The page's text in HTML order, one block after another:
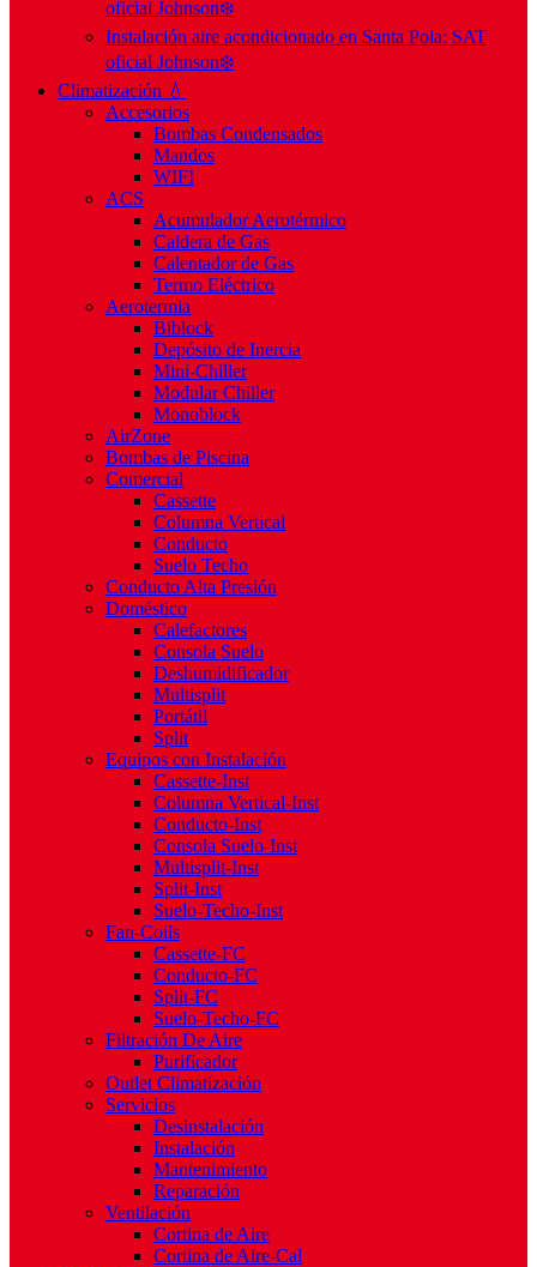
oficial Johnson❄️
Instalación aire acondicionado en Santa Pola: SAT
oficial Johnson❄️
Climatización 💧
Accesorios
Bombas Condensados
Mandos
WIFI
ACS
Acumulador Aerotérmico
Caldera de Gas
Calentador de Gas
Termo Eléctrico
Aerotermia
Biblock
Depósito de Inercia
Mini-Chiller
Modular Chiller
Monoblock
AirZone
Bombas de Piscina
Comercial
Cassette
Columna Vertical
Conducto
Suelo Techo
Conducto Alta Presión
Doméstico
Calefactores
Consola Suelo
Deshumidificador
Multisplit
Portátil
Split
Equipos con Instalación
Cassette-Inst
Columna Vertical-Inst
Conducto-Inst
Consola Suelo-Inst
Multisplit-Inst
Split-Inst
Suelo-Techo-Inst
Fan-Coils
Cassette-FC
Conducto-FC
Split-FC
Suelo-Techo-FC
Filtración De Aire
Purificador
Outlet Climatización
Servicios
Desinstalación
Instalación
Mantenimiento
Reparación
Ventilación
Cortina de Aire
Cortina de Aire-Cal